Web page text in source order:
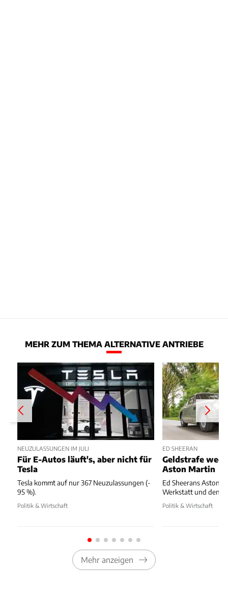
MEHR ZUM THEMA ALTERNATIVE ANTRIEBE
NEUZULASSUNGEN IM JULI
Für E-Autos läuft's, aber nicht für
Tesla
Tesla kommt auf nur 367 Neuzulassungen (-
95 %).
Politik & Wirtschaft
ED SHEERAN
Geldstrafe
Aston Martin
Ed Sheerans Aston
Werkstatt und
Politik & Wirtschaft
Mehr anzeigen